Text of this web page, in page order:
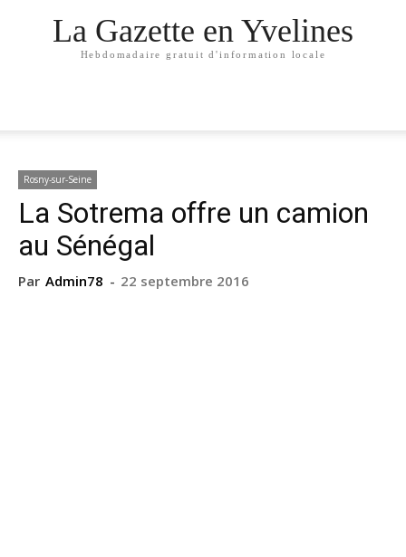
La Gazette en Yvelines
Hebdomadaire gratuit d'information locale
Rosny-sur-Seine
La Sotrema offre un camion
au Sénégal
Par Admin78 - 22 septembre 2016